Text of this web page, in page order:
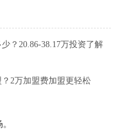
？20.86-38.17万投资了解
2万加盟费加盟更轻松